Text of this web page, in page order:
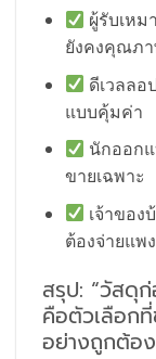
ผู้รับเห
ยังคงคุณภ
ดีเวลล
แบบคุ้มค่า
นักออก
ขายเฉพาะ
เจ้าขอ
ต้องจ่ายแพ
สรุป: “วัสดุ
คือตัวเลือก
อย่างถูกต้อง